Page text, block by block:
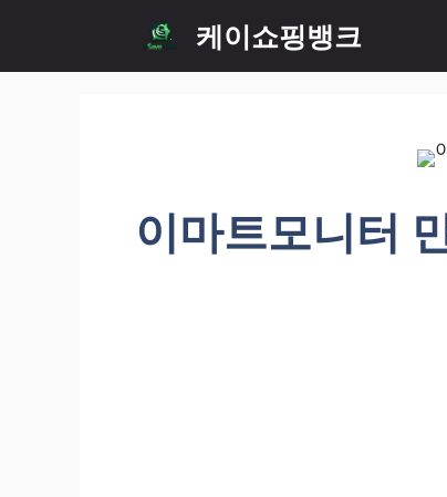
content
케이쇼핑뱅크
이마트모니터